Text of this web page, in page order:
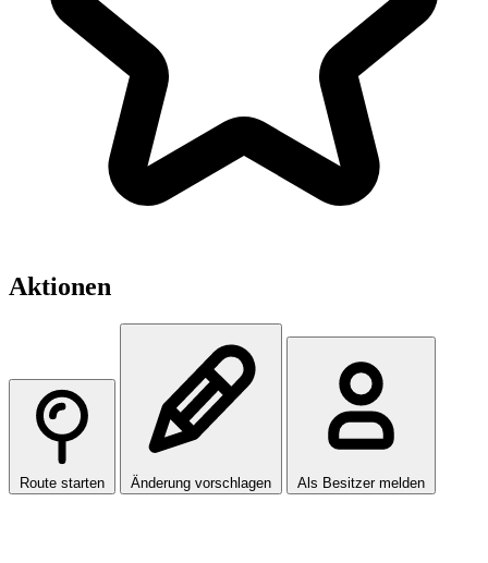
Aktionen
Route starten Änderung vorschlagen Als Besitzer melden